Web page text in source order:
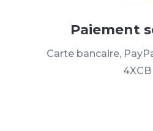
Paiement
Carte bancaire,
4XCB